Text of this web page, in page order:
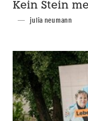
Kein Stein
julia neumann